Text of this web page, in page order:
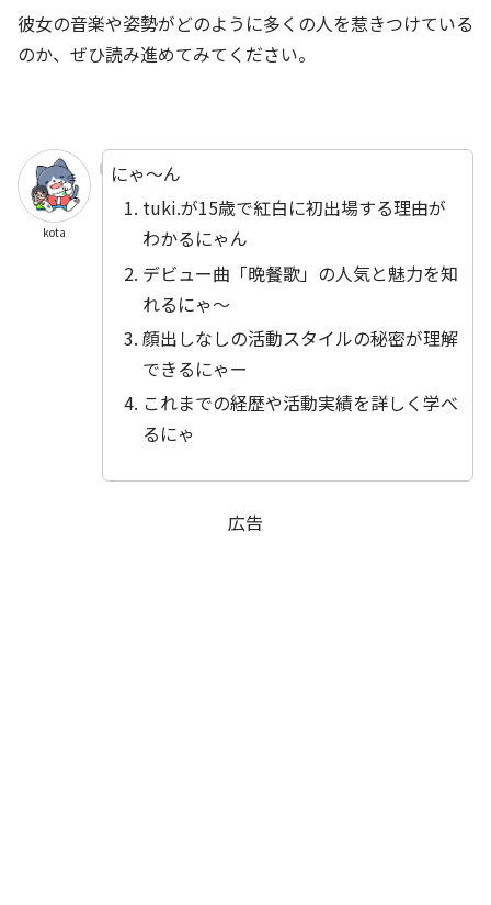
彼女の音楽や姿勢がどのように多くの人を惹きつけている
のか、ぜひ読み進めてみてください。
kota
にゃ～ん
tuki.が15歳で紅白に初出場する理由が
わかるにゃん
デビュー曲「晩餐歌」の人気と魅力を知
れるにゃ～
顔出しなしの活動スタイルの秘密が理解
できるにゃー
これまでの経歴や活動実績を詳しく学べ
るにゃ
広告